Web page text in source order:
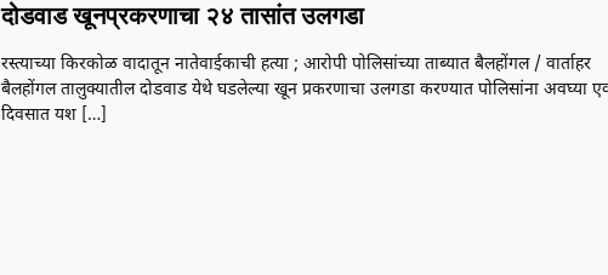
दोडवाड खूनप्रकरणाचा २४ तासांत उलगडा
रस्त्याच्या किरकोळ वादातून नातेवाईकाची हत्या ; आरोपी पोलिसांच्या ताब्यात बैलहोंगल / वार्ताहर
बैलहोंगल तालुक्यातील दोडवाड येथे घडलेल्या खून प्रकरणाचा उलगडा करण्यात पोलिसांना अवघ्या
दिवसात यश […]